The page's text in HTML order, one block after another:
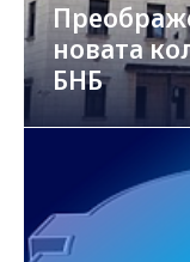
новата
БНБ